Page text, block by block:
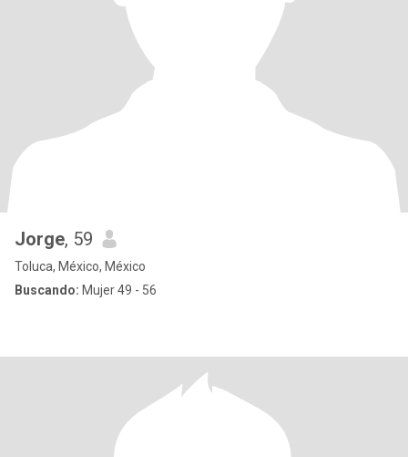
Jorge, 59
Toluca, México, México
Buscando: Mujer 49 - 56